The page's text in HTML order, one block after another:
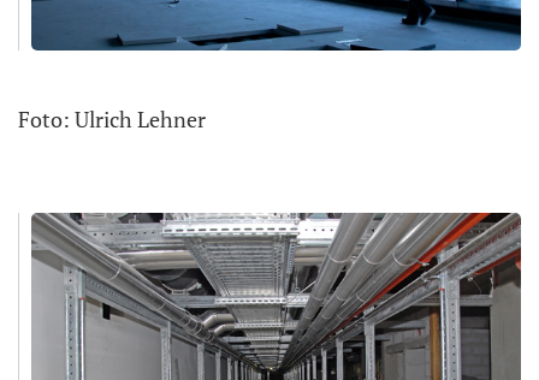
Foto: Ulrich Lehner